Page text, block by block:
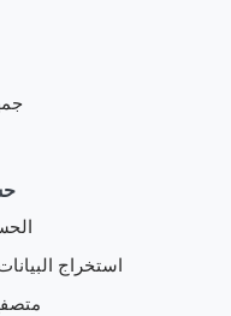
استخراج